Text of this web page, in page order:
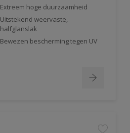
Extreem hoge duurzaamheid
Uitstekend weervaste,
halfglanslak
Bewezen bescherming tegen UV